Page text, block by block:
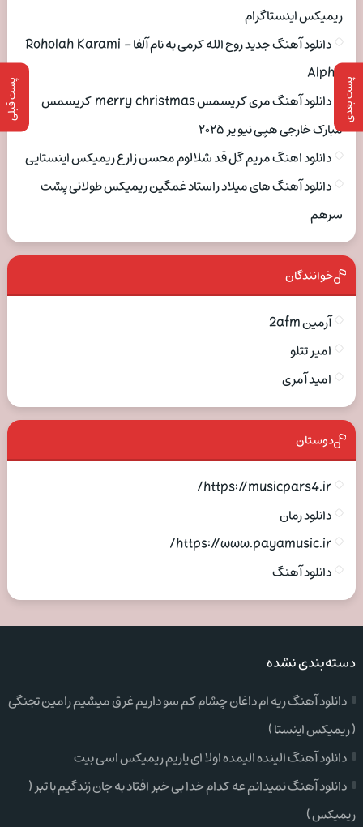
پست بعدی پست قبلی
ریمیکس اینستاگرام
دانلود آهنگ جدید روح الله کرمی به نام آلفا Roholah Karami –
Alpha
دانلود آهنگ مری کریسمس merry christmas کریسمس
مبارک خارجی هپی نیو یر ۲۰۲۵
دانلود اهنگ مریم گل قد شلالوم محسن زارع ریمیکس اینستایی
دانلود آهنگ های میلاد راستاد غمگین ریمیکس طولانی پشت
سرهم
خوانندگان
آرمین 2afm
امیر تتلو
امید آمری
دوستان
https://musicpars4.ir/
دانلود رمان
https://www.payamusic.ir/
دانلود آهنگ
دسته‌بندی نشده
دانلود آهنگ ریه ام داغان چشام کم سو داریم غرق میشیم رامین تجنگی
( ریمیکس اینستا )
دانلود آهنگ الینده الیمده اولا ای یاریم ریمیکس اسی بیت
دانلود آهنگ نمیدانم عه کدام خدا بی خبر افتاد به جان زندگیم با تبر (
ریمیکس )